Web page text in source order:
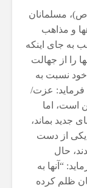
مسلمانان
و مذاهب
به جای اینکه
را از جهالت
خود نسبت به
فرماید: عزت/
است، اما
سرزمینهای جدید بماند،
یکی از دست
حال
“آنها به
ظلم کرده